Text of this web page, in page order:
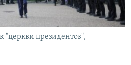
"церкви президентов",